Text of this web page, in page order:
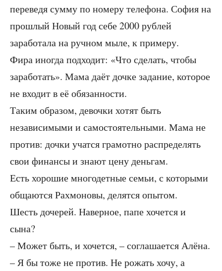
переведя сумму по номеру телефона. София на
прошлый Новый год себе 2000 рублей
заработала на ручном мыле, к примеру.
Фира иногда подходит: «Что сделать, чтобы
заработать». Мама даёт дочке задание, которое
не входит в её обязанности.
Таким образом, девочки хотят быть
независимыми и самостоятельными. Мама не
против: дочки учатся грамотно распределять
свои финансы и знают цену деньгам.
Есть хорошие многодетные семьи, с которыми
общаются Рахмоновы, делятся опытом.
Шесть дочерей. Наверное, папе хочется и
сына?
– Может быть, и хочется, – соглашается Алёна.
– Я бы тоже не против. Не рожать хочу, а